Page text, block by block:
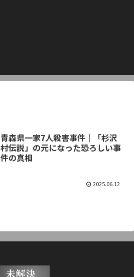
青森県一家7人殺害事件｜「杉沢
村伝説」の元になった恐ろしい事
件の真相
2025.06.12